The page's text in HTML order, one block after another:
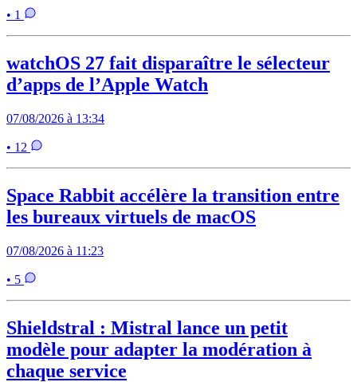
• 1
watchOS 27 fait disparaître le sélecteur
d’apps de l’Apple Watch
07/08/2026 à 13:34
• 12
Space Rabbit accélère la transition entre
les bureaux virtuels de macOS
07/08/2026 à 11:23
• 5
Shieldstral : Mistral lance un petit
modèle pour adapter la modération à
chaque service